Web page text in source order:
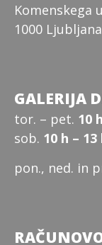
Komenskega
1000 Ljubljana
GALERIJA
tor. – pet. 10
sob. 10 h – 13
pon., ned. in